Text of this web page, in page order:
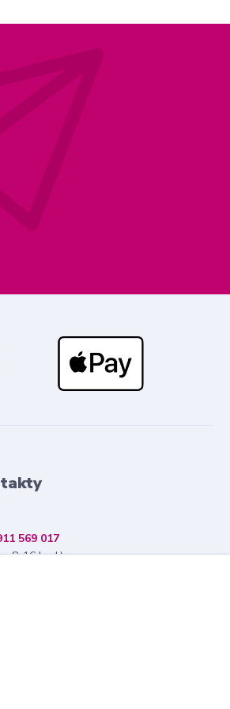
569 017
8-16 hod.)